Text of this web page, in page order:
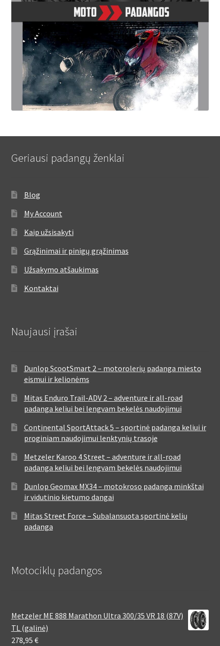
Geriausi padangų ženklai
Blog
My Account
Kaip užsisakyti
Grąžinimai ir pinigų grąžinimas
Užsakymo atšaukimas
Kontaktai
Naujausi įrašai
Dunlop ScootSmart 2 – motorolerių padanga miesto
eismui ir kelionėms
Mitas Enduro Trail-ADV 2 – adventure ir all-road
padanga keliui bei lengvam bekelės naudojimui
Continental SportAttack 5 – sportinė padanga keliui ir
proginiam naudojimui lenktynių trasoje
Metzeler Karoo 4 Street – adventure ir all-road
padanga keliui bei lengvam bekelės naudojimui
Dunlop Geomax MX34 – motokroso padanga minkštai
ir vidutinio kietumo dangai
Mitas Street Force – Subalansuota sportinė kelių
padanga
Motociklų padangos
Metzeler ME 888 Marathon Ultra 300/35 VR 18 (87V)
TL (galinė)
278,95 €